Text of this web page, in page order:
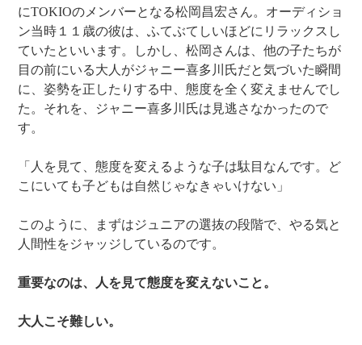
にTOKIOのメンバーとなる松岡昌宏さん。オーディショ
ン当時１１歳の彼は、ふてぶてしいほどにリラックスし
ていたといいます。しかし、松岡さんは、他の子たちが
目の前にいる大人がジャニー喜多川氏だと気づいた瞬間
に、姿勢を正したりする中、態度を全く変えませんでし
た。それを、ジャニー喜多川氏は見逃さなかったので
す。
「人を見て、態度を変えるような子は駄目なんです。ど
こにいても子どもは自然じゃなきゃいけない」
このように、まずはジュニアの選抜の段階で、やる気と
人間性をジャッジしているのです。
重要なのは、人を見て態度を変えないこと。
大人こそ難しい。